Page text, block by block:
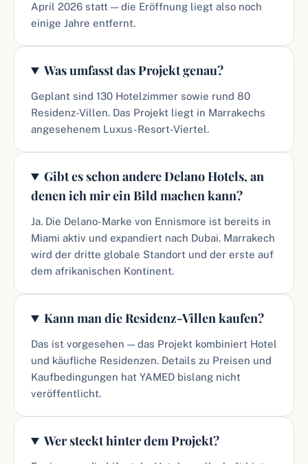
April 2026 statt — die Eröffnung liegt also noch
einige Jahre entfernt.
Was umfasst das Projekt genau?
Geplant sind 130 Hotelzimmer sowie rund 80
Residenz-Villen. Das Projekt liegt in Marrakechs
angesehenem Luxus-Resort-Viertel.
Gibt es schon andere Delano Hotels, an
denen ich mir ein Bild machen kann?
Ja. Die Delano-Marke von Ennismore ist bereits in
Miami aktiv und expandiert nach Dubai. Marrakech
wird der dritte globale Standort und der erste auf
dem afrikanischen Kontinent.
Kann man die Residenz-Villen kaufen?
Das ist vorgesehen — das Projekt kombiniert Hotel
und käufliche Residenzen. Details zu Preisen und
Kaufbedingungen hat YAMED bislang nicht
veröffentlicht.
Wer steckt hinter dem Projekt?